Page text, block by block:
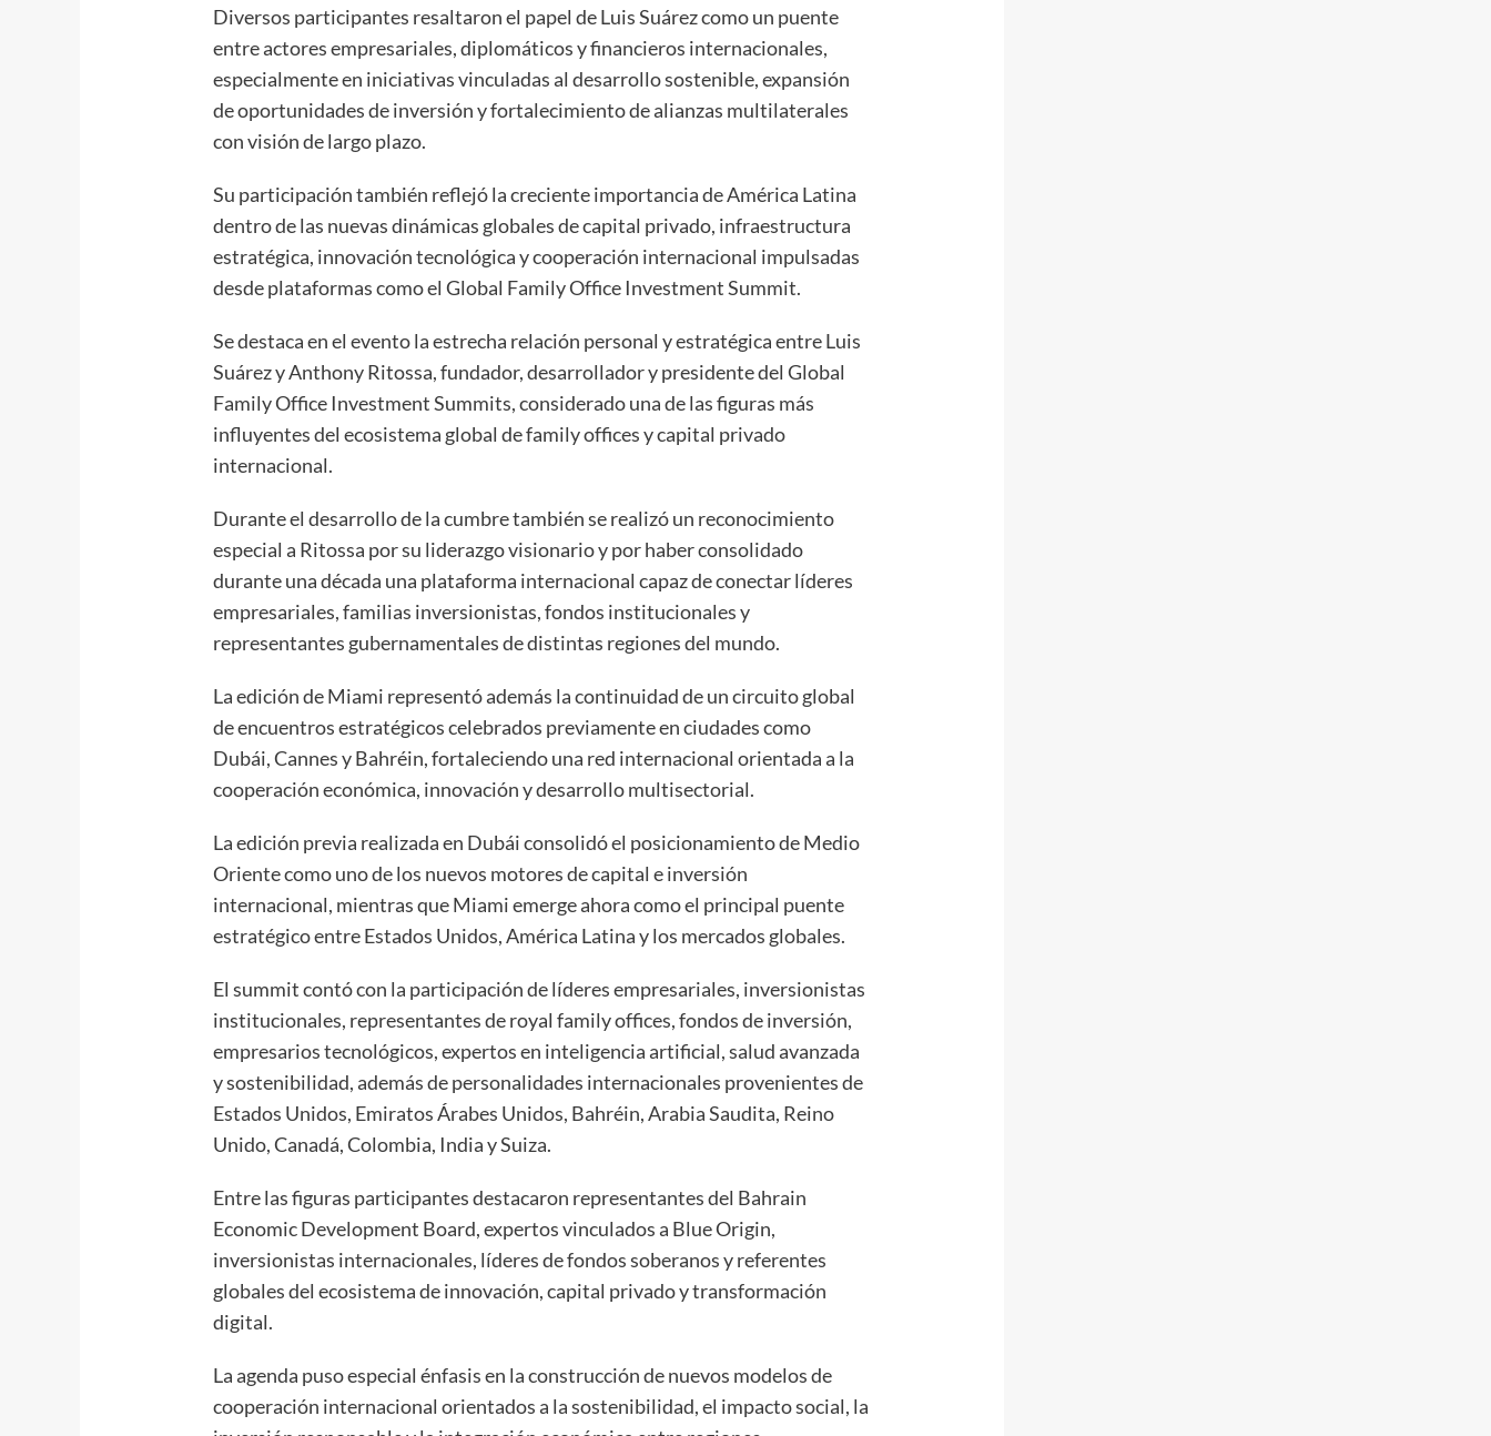
Diversos participantes resaltaron el papel de Luis Suárez como un puente
entre actores empresariales, diplomáticos y financieros internacionales,
especialmente en iniciativas vinculadas al desarrollo sostenible, expansión
de oportunidades de inversión y fortalecimiento de alianzas multilaterales
con visión de largo plazo.
Su participación también reflejó la creciente importancia de América Latina
dentro de las nuevas dinámicas globales de capital privado, infraestructura
estratégica, innovación tecnológica y cooperación internacional impulsadas
desde plataformas como el Global Family Office Investment Summit.
Se destaca en el evento la estrecha relación personal y estratégica entre Luis
Suárez y Anthony Ritossa, fundador, desarrollador y presidente del Global
Family Office Investment Summits, considerado una de las figuras más
influyentes del ecosistema global de family offices y capital privado
internacional.
Durante el desarrollo de la cumbre también se realizó un reconocimiento
especial a Ritossa por su liderazgo visionario y por haber consolidado
durante una década una plataforma internacional capaz de conectar líderes
empresariales, familias inversionistas, fondos institucionales y
representantes gubernamentales de distintas regiones del mundo.
La edición de Miami representó además la continuidad de un circuito global
de encuentros estratégicos celebrados previamente en ciudades como
Dubái, Cannes y Bahréin, fortaleciendo una red internacional orientada a la
cooperación económica, innovación y desarrollo multisectorial.
La edición previa realizada en Dubái consolidó el posicionamiento de Medio
Oriente como uno de los nuevos motores de capital e inversión
internacional, mientras que Miami emerge ahora como el principal puente
estratégico entre Estados Unidos, América Latina y los mercados globales.
El summit contó con la participación de líderes empresariales, inversionistas
institucionales, representantes de royal family offices, fondos de inversión,
empresarios tecnológicos, expertos en inteligencia artificial, salud avanzada
y sostenibilidad, además de personalidades internacionales provenientes de
Estados Unidos, Emiratos Árabes Unidos, Bahréin, Arabia Saudita, Reino
Unido, Canadá, Colombia, India y Suiza.
Entre las figuras participantes destacaron representantes del Bahrain
Economic Development Board, expertos vinculados a Blue Origin,
inversionistas internacionales, líderes de fondos soberanos y referentes
globales del ecosistema de innovación, capital privado y transformación
digital.
La agenda puso especial énfasis en la construcción de nuevos modelos de
cooperación internacional orientados a la sostenibilidad, el impacto social, la